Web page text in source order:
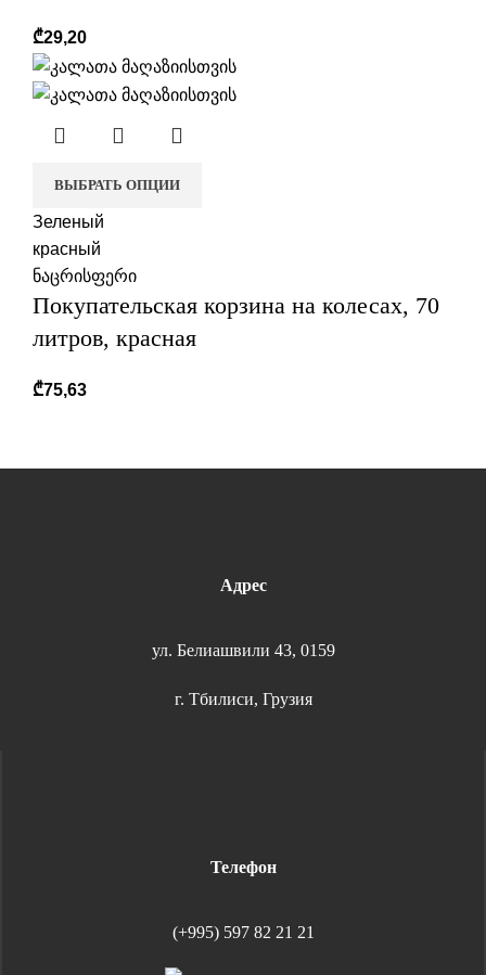
₾29,20
ВЫБРАТЬ ОПЦИИ
Зеленый
красный
ნაცრისფერი
Покупательская корзина на колесах, 70
литров, красная
₾75,63
Адрес
ул. Белиашвили 43, 0159
г. Тбилиси, Грузия
Телефон
(+995) 597 82 21 21